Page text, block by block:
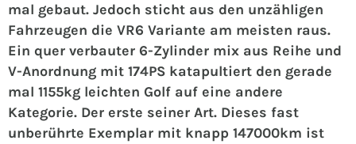
mal gebaut. Jedoch sticht aus den unzähligen
Fahrzeugen die VR6 Variante am meisten raus.
Ein quer verbauter 6-Zylinder mix aus Reihe und
V-Anordnung mit 174PS katapultiert den gerade
mal 1155kg leichten Golf auf eine andere
Kategorie. Der erste seiner Art. Dieses fast
unberührte Exemplar mit knapp 147000km ist